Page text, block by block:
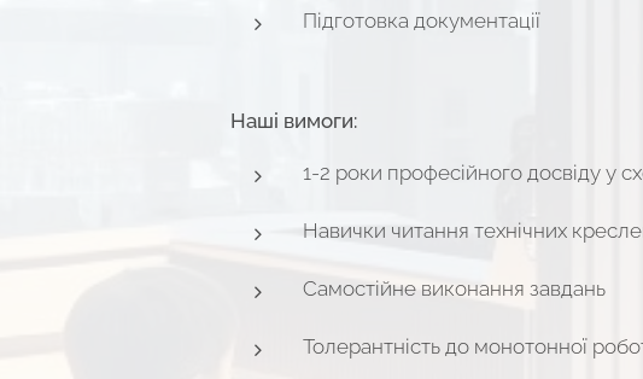
Підготовка документації
Наші вимоги:
1-2 роки професійного досвіду у
Навички читання технічних
Самостійне виконання завдань
Толерантність до монотонної